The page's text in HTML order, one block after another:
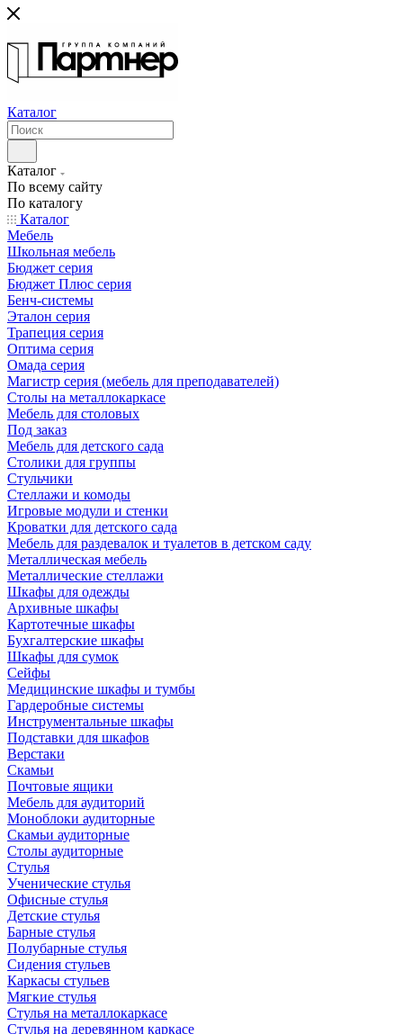
Каталог
Каталог
По всему сайту
По каталогу
Каталог
Мебель
Школьная мебель
Бюджет серия
Бюджет Плюс серия
Бенч-системы
Эталон серия
Трапеция серия
Оптима серия
Омада серия
Магистр серия (мебель для преподавателей)
Столы на металлокаркасе
Мебель для столовых
Под заказ
Мебель для детского сада
Столики для группы
Стульчики
Стеллажи и комоды
Игровые модули и стенки
Кроватки для детского сада
Мебель для раздевалок и туалетов в детском саду
Металлическая мебель
Металлические стеллажи
Шкафы для одежды
Архивные шкафы
Картотечные шкафы
Бухгалтерские шкафы
Шкафы для сумок
Сейфы
Медицинские шкафы и тумбы
Гардеробные системы
Инструментальные шкафы
Подставки для шкафов
Верстаки
Скамьи
Почтовые ящики
Мебель для аудиторий
Моноблоки аудиторные
Скамьи аудиторные
Столы аудиторные
Стулья
Ученические стулья
Офисные стулья
Детские стулья
Барные стулья
Полубарные стулья
Сидения стульев
Каркасы стульев
Мягкие стулья
Стулья на металлокаркасе
Стулья на деревянном каркасе